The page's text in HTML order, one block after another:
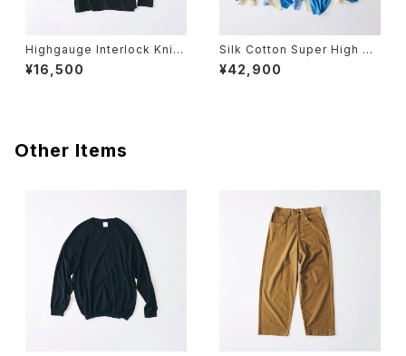
Highgauge Interlock Knit
Turtle Neck Long Sleeve
T
¥16,500
Silk Cotton Super High Ga
uge Jersey Regular Collar
Long Sleeve Shirt
¥42,900
Other Items